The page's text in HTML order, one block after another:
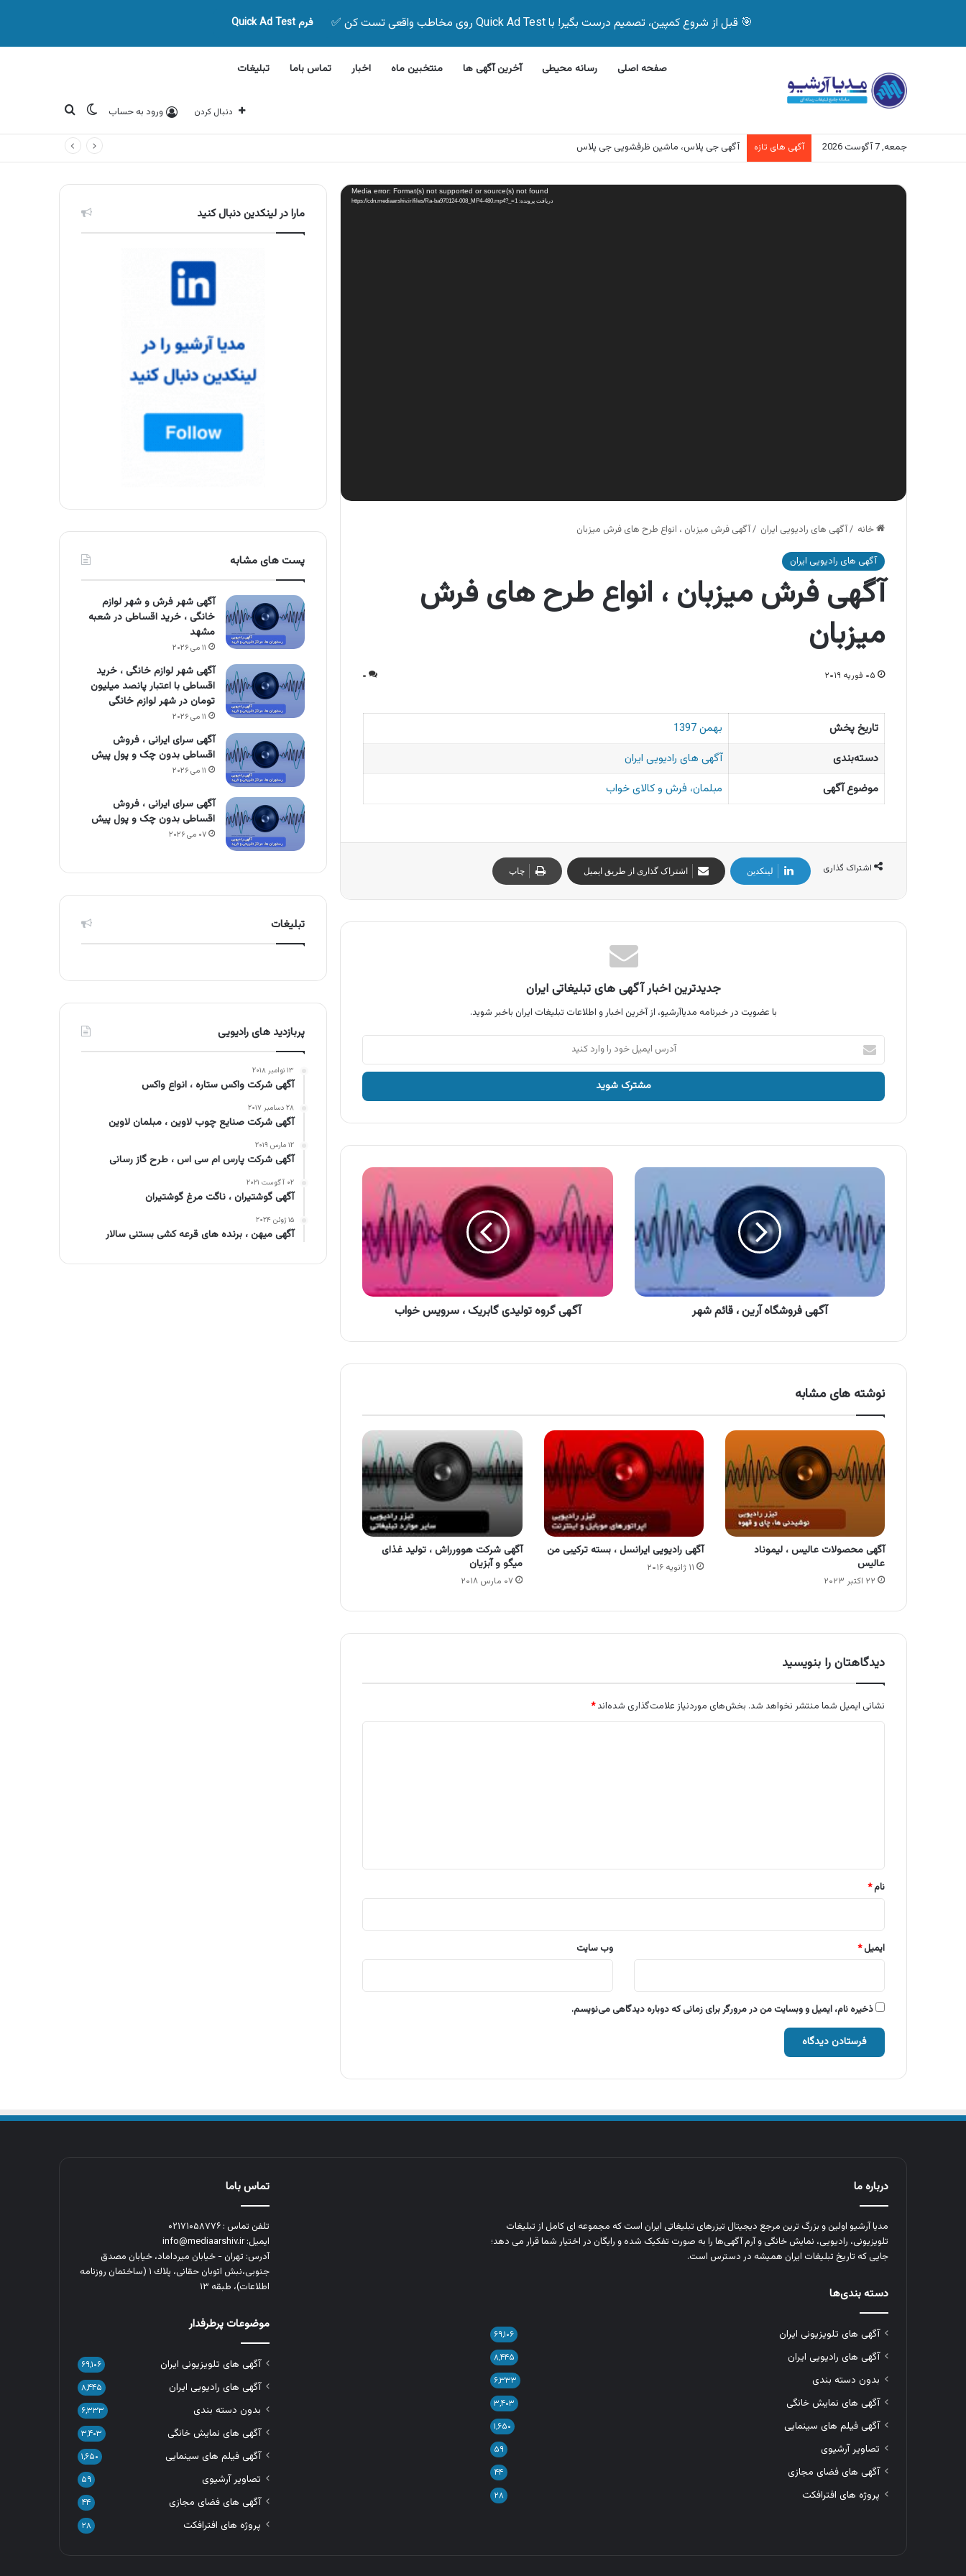
🎯 قبل از شروع کمپین، تصمیم درست بگیر! با Quick Ad Test روی مخاطب واقعی تست کن ✅ فرم Quick Ad Test
صفحه اصلی رسانه محیطی آخرین آگهی ها منتخبین ماه اخبار تماس باما تبلیغات
دنبال کردن ورود به حساب تغییر پوسته
جستجو برای
جمعه, 7 آگوست 2026 آگهی های تازه آگهی جی پلاس، ماشین ظرفشویی جی پلاس
نمایشگر
ویدیو Media error: Format(s) not supported or source(s) not found
دریافت پرونده: https://cdn.mediaarshiv.ir/files/Ra-ba970124-008_MP4-480.mp4?_=1
خانه /آگهی های رادیویی ایران /آگهی فرش میزبان ، انواع طرح های فرش میزبان
آگهی های رادیویی ایران
آگهی فرش میزبان ، انواع طرح های فرش
میزبان
۰۵ فوریه ۲۰۱۹ ۰
تاریخ پخش
بهمن 1397
دسته‌بندی
آگهی های رادیویی ایران
موضوع آگهی
مبلمان، فرش و کالای خواب
اشتراک گذاری لینکدین اشتراک گذاری از طریق ایمیل چاپ
جدیدترین اخبار آگهی های تبلیغاتی ایران
با عضویت در خبرنامه مدیاآرشیو، از آخرین اخبار و اطلاعات تبلیغات ایران باخبر شوید.
آدرس
ایمیل
خود
وارد
آگهی
قائم
شهر
آگهی فروشگاه آرین ، قائم شهر
آگهی
تولیدی
گابریک
،
سرویس
خواب
آگهی گروه تولیدی گابریک ، سرویس خواب
نوشته های مشابه
آگهی محصولات عالیس ، لیموناد
عالیس
۲۲ اکتبر ۲۰۲۳
آگهی رادیویی ایرانسل ، بسته ترکیبی من
۱۱ ژانویه ۲۰۱۶
آگهی شرکت هوورراش ، تولید غذای
میگو و آبزیان
۰۷ مارس ۲۰۱۸
دیدگاهتان را بنویسید
نشانی ایمیل شما منتشر نخواهد شد. بخش‌های موردنیاز علامت‌گذاری شده‌اند*
نام*
ایمیل* وب‌ سایت
ذخیره نام، ایمیل و وبسایت من در مرورگر برای زمانی که دوباره دیدگاهی می‌نویسم.
مارا در لینکدین دنبال کنید
پست های مشابه
آگهی شهر فرش و شهر لوازم
خانگی ، خرید اقساطی در شعبه
مشهد
۱۱ می ۲۰۲۶
آگهی شهر لوازم خانگی ، خرید
اقساطی با اعتبار پانصد میلیون
تومان در شهر لوازم خانگی
۱۱ می ۲۰۲۶
آگهی سرای ایرانی ، فروش
اقساطی بدون چک و پول پیش
۱۱ می ۲۰۲۶
آگهی سرای ایرانی ، فروش
اقساطی بدون چک و پول پیش
۰۷ می ۲۰۲۶
تبلیغات
پربازدید های رادیویی
۱۳ نوامبر ۲۰۱۸
آگهی شرکت واکس ستاره ، انواع واکس
۲۸ دسامبر ۲۰۱۷
آگهی شرکت صنایع چوب لاوین ، مبلمان لاوین
۱۲ مارس ۲۰۱۹
آگهی شرکت پارس ام سی اس ، طرح گاز رسانی
۰۲ آگوست ۲۰۲۱
آگهی گوشتیران ، ناگت مرغ گوشتیران
۱۵ ژوئن ۲۰۲۴
آگهی میهن ، برنده های قرعه کشی بستنی سالار
درباره ما
مدیا آرشیو اولین و بزرگ‌ ترین مرجع دیجیتال تیزرهای تبلیغاتی ایران است که مجموعه‌ ای کامل از تبلیغات
تلویزیونی، رادیویی، نمایش خانگی و آرم‌ آگهی‌ها را به‌ صورت تفکیک‌ شده و رایگان در اختیار شما قرار می‌ دهد؛
جایی که تاریخ تبلیغات ایران همیشه در دسترس است.
دسته بندی‌ها
آگهی های تلویزیونی ایران ۶۹,۱۰۶
آگهی های رادیویی ایران ۸,۴۴۵
بدون دسته بندی ۶,۳۳۳
آگهی های نمایش خانگی ۳,۴۰۳
آگهی فیلم های سینمایی ۱,۶۵۰
تصاویر آرشیوی ۵۹
آگهی های فضای مجازی ۴۴
پروژه های افترافکت ۲۸
تماس باما
تلفن تماس : ۰۲۱۷۱۰۵۸۷۷۶
ایمیل: info@mediaarshiv.ir
آدرس: تهران - خیابان میرداماد، خیابان مصدق
جنوبی،نبش اتوبان حقانی، پلاك ١ (ساختمان روزنامه
اطلاعات)، طبقه ۱۳
موضوعات پرطرفدار
آگهی های تلویزیونی ایران ۶۹,۱۰۶
آگهی های رادیویی ایران ۸,۴۴۵
بدون دسته بندی ۶,۳۳۳
آگهی های نمایش خانگی ۳,۴۰۳
آگهی فیلم های سینمایی ۱,۶۵۰
تصاویر آرشیوی ۵۹
آگهی های فضای مجازی ۴۴
پروژه های افترافکت ۲۸